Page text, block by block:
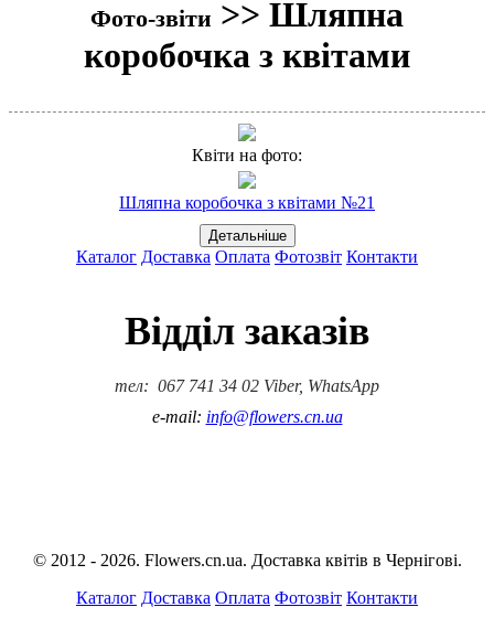
Фото-звіти >> Шляпна
коробочка з квітами
Квіти на фото:
Шляпна коробочка з квітами №21
Каталог Доставка Оплата Фотозвіт Контакти
Відділ заказів
тел: 067 741 34 02 Viber, WhatsApp
e-mail: info@flowers.cn.ua
© 2012 - 2026. Flowers.cn.ua. Доставка квітів в Чернігові.
Каталог Доставка Оплата Фотозвіт Контакти